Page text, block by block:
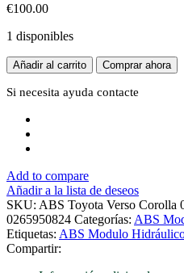
€100.00
1 disponibles
ABS
Toyota
Verso
0265230017
445400F031
0265950824
Añadir al carrito Comprar ahora
Si necesita ayuda contacte
Add to compare
Añadir a la lista de deseos
SKU: ABS Toyota Verso Corolla
0265950824 Categorías: ABS
Etiquetas: ABS Modulo
Compartir: